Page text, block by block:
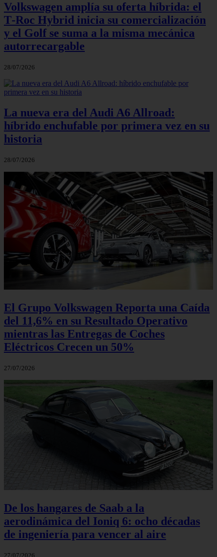
Volkswagen amplía su oferta híbrida: el
T‑Roc Hybrid inicia su comercialización
y el Golf se suma a la misma mecánica
autorrecargable
28/07/2026
La nueva era del Audi A6 Allroad:
híbrido enchufable por primera vez en su
historia
28/07/2026
El Grupo Volkswagen Reporta una Caída
del 11,6% en su Resultado Operativo
mientras las Entregas de Coches
Eléctricos Crecen un 50%
27/07/2026
De los hangares de Saab a la
aerodinámica del Ioniq 6: ocho décadas
de ingeniería para vencer al aire
27/07/2026